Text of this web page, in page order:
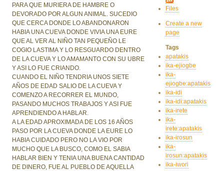
PARA QUE MURIERA DE HAMBRE O
DEVORADO POR ALGUN ANIMAL. SUCEDIO
QUE CERCA DONDE LO ABANDONARON
HABIA UNA CUEVA DONDE VIVIA UNA EURE
QUE AL VER AL NIÑO TAN PEQUEÑO LE
COGIO LASTIMA Y LO RESGUARDO DENTRO
DE LA CUEVA Y LO AMAMANTO CON SU UBRE
Y ASI LO FUE CRIANDO.
CUANDO EL NIÑO TENDRIA UNOS SIETE
AÑOS DE EDAD SALIO DE LA CUEVA Y
COMENZO A RECORRER EL MUNDO,
PASANDO MUCHOS TRABAJOS Y ASI FUE
APRENDIENDO A HABLAR.
A LA EDAD APROXIMADA DE LOS 16 AÑOS
PASO POR LA CUEVA DONDE LA EURE LO
HABIA CUIDADO PERO NO LA VIO POR
MUCHO QUE LA BUSCO, COMO EL SABIA
HABLAR BIEN Y TENIA UNA BUENA CANTIDAD
DE DINERO, FUE AL PUEBLO DE AQUELLA
Files
Create a new
page
Tags
apatakis
ika-ejiogbe
ika-
ejiogbe:apatakis
ika-idi
ika-idi:apatakis
ika-irete
ika-
irete:apatakis
ika-irosun
ika-
irosun:apatakis
ika-iwori